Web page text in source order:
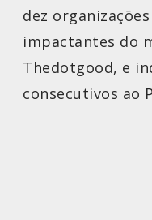
dez
impactantes do
Thedotgood, e
consecutivos ao